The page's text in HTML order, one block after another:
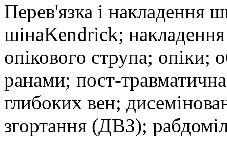
Перев'язка і
шінаKendrick; накладення
опікового струпа; опіки;
ранами; пост-
глибоких вен;
згортання (ДВЗ);